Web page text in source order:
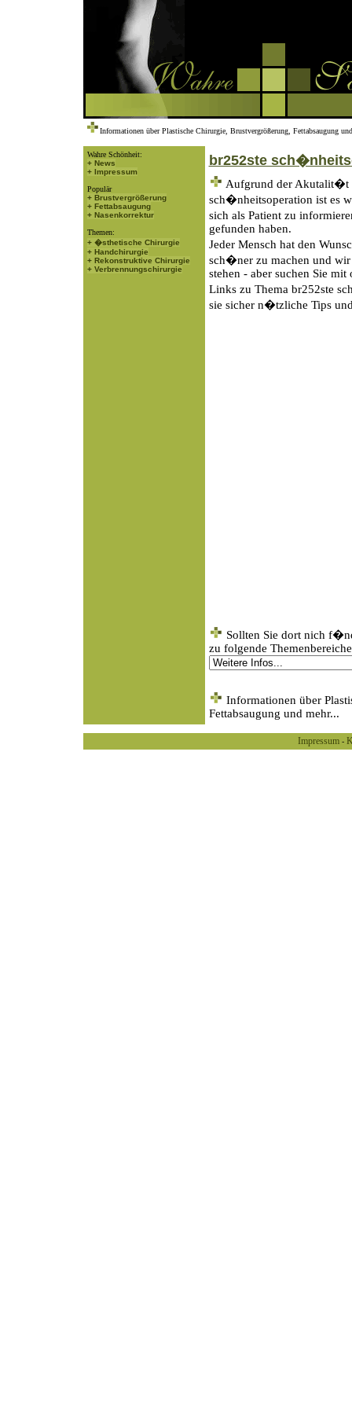
Informationen über Plastische Chirurgie, Brustvergrößerung, Fettabsaugung
Wahre Schönheit:
+ News
+ Impressum
Populär
+ Brustvergrößerung
+ Fettabsaugung
+ Nasenkorrektur
Themen:
+ �sthetische Chirurgie
+ Handchirurgie
+ Rekonstruktive Chirurgie
+ Verbrennungschirurgie
br252ste
Aufgrund der Akutalit�t
sch�nheitsoperation ist es
sich als Patient zu
gefunden haben.
Jeder Mensch hat den
sch�ner zu machen und
stehen - aber suchen Sie
Links zu Thema br252ste
sie sicher n�tzliche Tips
Sollten Sie dort nich
zu folgende
Informationen über
Fettabsaugung und mehr...
Impressum-